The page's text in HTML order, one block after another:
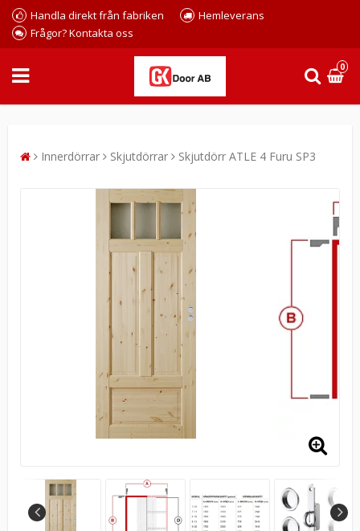
Handla direkt från fabriken
Hemleverans
Frågor? Kontakta oss
0
Innerdörrar Skjutdörrar Skjutdörr ATLE 4 Furu SP3